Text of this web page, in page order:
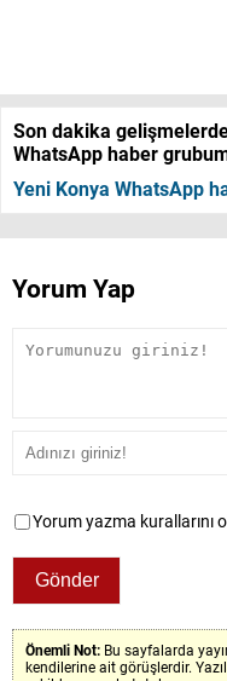
Son dakika
WhatsApp haber
Yeni Konya WhatsApp
Yorum Yap
Yorum yazma kurallarını
Önemli Not: Bu sayfalarda
kendilerine ait görüşlerdir.